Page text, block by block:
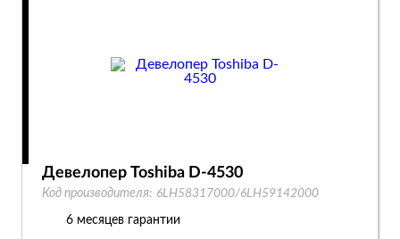
Девелопер Toshiba D-4530
Код производителя: 6LH58317000/6LH59142000
6 месяцев гарантии